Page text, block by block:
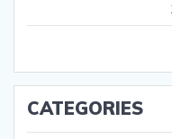
CATEGORIES